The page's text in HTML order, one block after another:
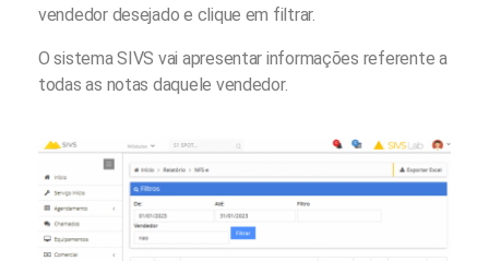
vendedor desejado e clique em filtrar.
O sistema SIVS vai apresentar informações referente a
todas as notas daquele vendedor.